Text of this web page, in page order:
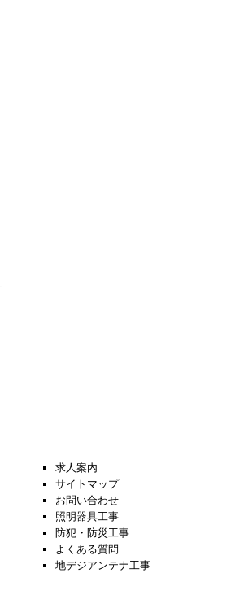
求人案内
サイトマップ
お問い合わせ
照明器具工事
防犯・防災工事
よくある質問
地デジアンテナ工事